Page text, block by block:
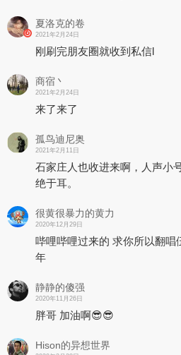
夏洛克的卷
2021年2月24日
刚刷完朋友圈就收到私信l
商宿丶
2021年2月24日
来了来了
孤鸟迪尼奥
2021年2月11日
石家庄人也收进来啊，人声小
绝于耳。
很黄很暴力的黄力
2020年12月29日
哔哩哔哩过来的 求你所以翻唱
年
静静的傻强
2020年11月26日
胖哥 加油啊😎😎
Hison的异想世界